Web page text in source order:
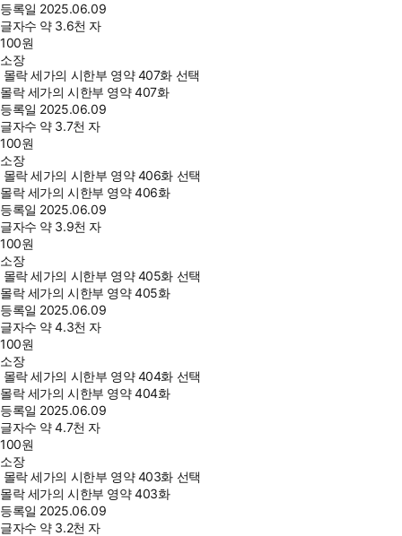
등록일 2025.06.09
글자수 약 3.6천 자
100원
소장
몰락 세가의 시한부 영약 407화 선택
몰락 세가의 시한부 영약 407화
등록일 2025.06.09
글자수 약 3.7천 자
100원
소장
몰락 세가의 시한부 영약 406화 선택
몰락 세가의 시한부 영약 406화
등록일 2025.06.09
글자수 약 3.9천 자
100원
소장
몰락 세가의 시한부 영약 405화 선택
몰락 세가의 시한부 영약 405화
등록일 2025.06.09
글자수 약 4.3천 자
100원
소장
몰락 세가의 시한부 영약 404화 선택
몰락 세가의 시한부 영약 404화
등록일 2025.06.09
글자수 약 4.7천 자
100원
소장
몰락 세가의 시한부 영약 403화 선택
몰락 세가의 시한부 영약 403화
등록일 2025.06.09
글자수 약 3.2천 자